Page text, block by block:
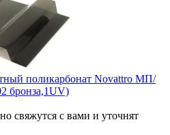
поликарбонат Novattro МП/
бронза,1UV)
свяжутся с вами и уточнят